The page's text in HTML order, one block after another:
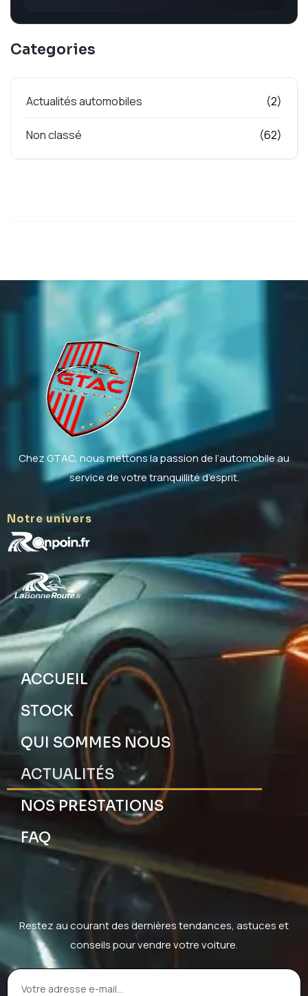
Categories
Actualités automobiles (2)
Non classé (62)
Chez GTAC, nous mettons la passion de l’automobile au
service de votre tranquillité d’esprit.
Notre univers
ACCUEIL
STOCK
QUI SOMMES NOUS
ACTUALITÉS
NOS PRESTATIONS
FAQ
Restez au courant des dernières tendances, astuces et
conseils pour vendre votre voiture.